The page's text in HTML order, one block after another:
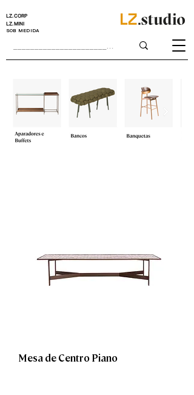
LZ.CORP
LZ.MINI
SOB MEDIDA
Mesa de Centro Piano